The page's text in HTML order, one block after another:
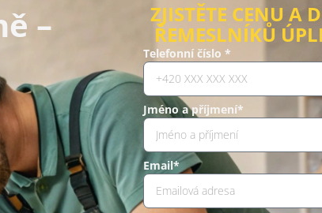
–
ZJISTĚTE CENU A
ŘEMESLNÍKŮ
Telefonní číslo *
Jméno a příjmení*
Email*